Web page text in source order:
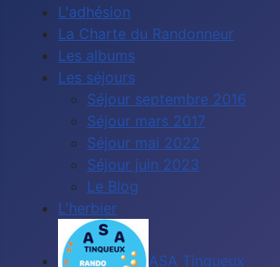
L'adhésion
La Charte du Randonneur
Les albums
Les séjours
Séjour septembre 2016
Séjour mars 2017
Séjour mai 2022
Séjour juin 2023
Le Blog
L'herbier
ASA Tinqueux